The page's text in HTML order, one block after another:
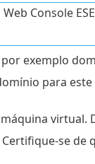
Console
exemplo
para
se